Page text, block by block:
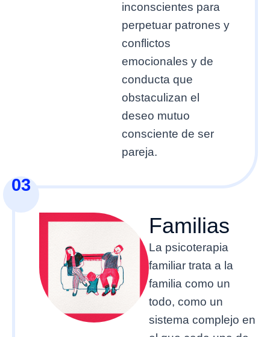
inconscientes para
perpetuar patrones y
conflictos
emocionales y de
conducta que
obstaculizan el
deseo mutuo
consciente de ser
pareja.
03
Familias
La psicoterapia
familiar trata a la
familia como un
todo, como un
sistema complejo en